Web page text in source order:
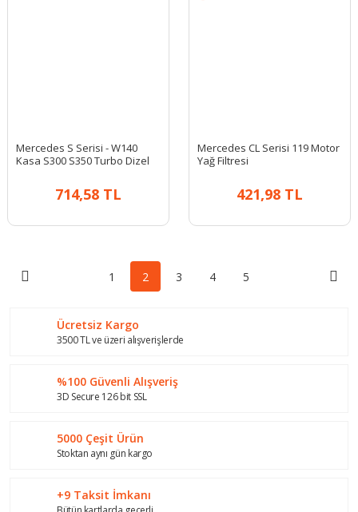
Mercedes S Serisi - W140
Kasa S300 S350 Turbo Dizel
714,58 TL
Mercedes CL Serisi 119 Motor
Yağ Filtresi
421,98 TL
1 2 3 4 5
Ücretsiz Kargo
3500 TL ve üzeri alışverişlerde
%100 Güvenli Alışveriş
3D Secure 126 bit SSL
5000 Çeşit Ürün
Stoktan aynı gün kargo
+9 Taksit İmkanı